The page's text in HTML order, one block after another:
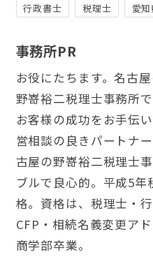
行政書士 税理士 愛
事務所PR
お役にたちます。名古
野嵜裕二税理士事務所
お客様の成功をお手伝
営相談の良きパートナ
古屋の野嵜裕二税理士
ブルで良心的。平成5
格。資格は、税理士・
CFP・相続名義変更ア
商学部卒業。